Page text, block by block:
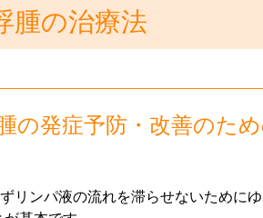
腫の治療法
の発症予防・改善のた
リンパ液の流れを滞らせないために